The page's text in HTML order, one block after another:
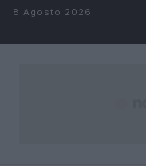
Salta al contenuto
8 Agosto 2026